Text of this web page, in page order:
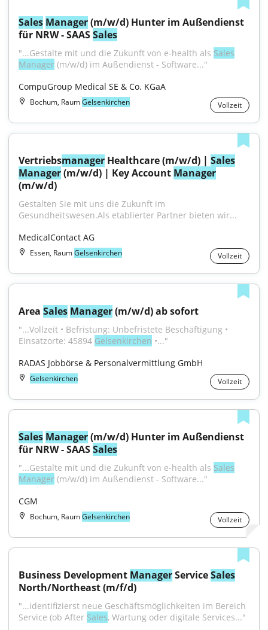
Sales Manager (m/w/d) Hunter im Außendienst
für NRW - SAAS Sales
"...Gestalte mit und die Zukunft von e-health als Sales
Manager (m/w/d) im Außendienst - Software..."
CompuGroup Medical SE & Co. KGaA
Bochum, RaumGelsenkirchen Vollzeit
Vertriebsmanager Healthcare (m/w/d) | Sales
Manager (m/w/d) | Key Account Manager
(m/w/d)
Gestalten Sie mit uns die Zukunft im
Gesundheitswesen.Als etablierter Partner bieten wir...
MedicalContact AG
Essen, RaumGelsenkirchen Vollzeit
Area Sales Manager (m/w/d) ab sofort
"...Vollzeit • Befristung: Unbefristete Beschäftigung •
Einsatzorte: 45894 Gelsenkirchen •..."
RADAS Jobbörse & Personalvermittlung GmbH
Gelsenkirchen Vollzeit
Sales Manager (m/w/d) Hunter im Außendienst
für NRW - SAAS Sales
"...Gestalte mit und die Zukunft von e-health als Sales
Manager (m/w/d) im Außendienst - Software..."
CGM
Bochum, RaumGelsenkirchen Vollzeit
Business Development Manager Service Sales
North/Northeast (m/f/d)
"...identifizierst neue Geschäftsmöglichkeiten im Bereich
Service (ob After Sales, Wartung oder digitale Services..."